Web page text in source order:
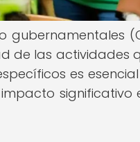
gubernamentales
de las actividades
es
significativo